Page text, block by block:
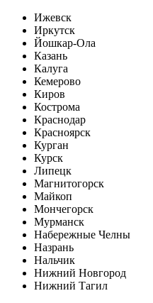
Ижевск
Иркутск
Йошкар-Ола
Казань
Калуга
Кемерово
Киров
Кострома
Краснодар
Красноярск
Курган
Курск
Липецк
Магнитогорск
Майкоп
Мончегорск
Мурманск
Набережные Челны
Назрань
Нальчик
Нижний Новгород
Нижний Тагил